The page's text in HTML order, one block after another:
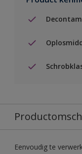
Eenvoudig te